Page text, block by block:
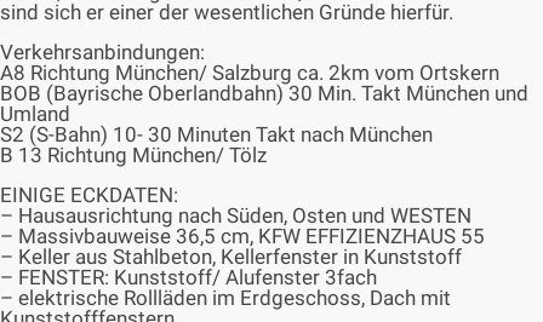
sind sich er einer der wesentlichen Gründe hierfür.
Verkehrsanbindungen:
A8 Richtung München/ Salzburg ca. 2km vom Ortskern
BOB (Bayrische Oberlandbahn) 30 Min. Takt München und
Umland
S2 (S-Bahn) 10- 30 Minuten Takt nach München
B 13 Richtung München/ Tölz
EINIGE ECKDATEN:
– Hausausrichtung nach Süden, Osten und WESTEN
– Massivbauweise 36,5 cm, KFW EFFIZIENZHAUS 55
– Keller aus Stahlbeton, Kellerfenster in Kunststoff
– FENSTER: Kunststoff/ Alufenster 3fach
– elektrische Rollläden im Erdgeschoss, Dach mit